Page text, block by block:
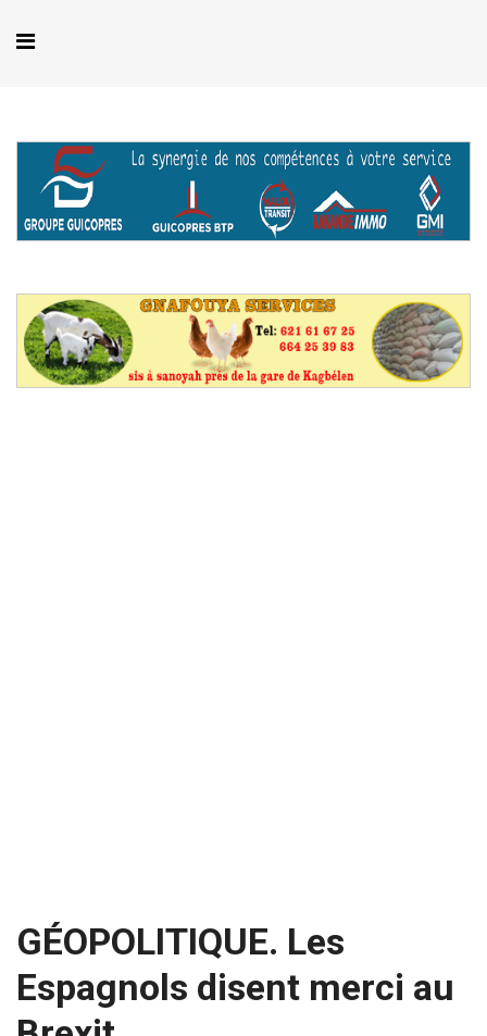
GÉOPOLITIQUE. Les
Espagnols disent merci au